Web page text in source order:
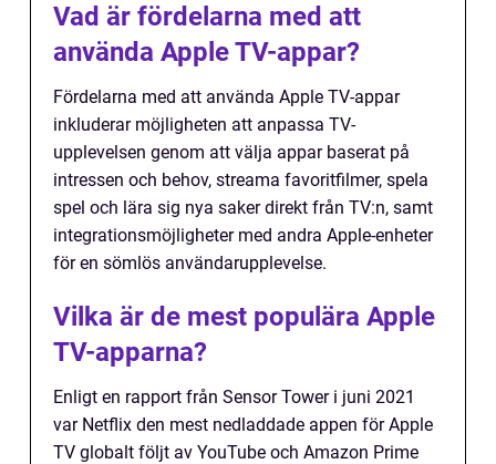
Vad är fördelarna med att
använda Apple TV-appar?
Fördelarna med att använda Apple TV-appar
inkluderar möjligheten att anpassa TV-
upplevelsen genom att välja appar baserat på
intressen och behov, streama favoritfilmer, spela
spel och lära sig nya saker direkt från TV:n, samt
integrationsmöjligheter med andra Apple-enheter
för en sömlös användarupplevelse.
Vilka är de mest populära Apple
TV-apparna?
Enligt en rapport från Sensor Tower i juni 2021
var Netflix den mest nedladdade appen för Apple
TV globalt följt av YouTube och Amazon Prime